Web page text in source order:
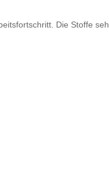
Die Stoffe